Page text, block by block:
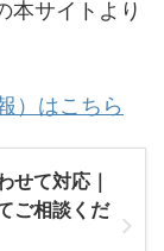
本サイトより
）はこちら
せて対応｜
ご相談くだ